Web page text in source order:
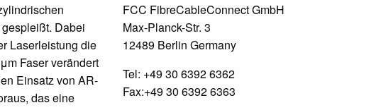
Dabei
Laserleistung die
Faser verändert
Einsatz von AR-
das eine
FCC FibreCableConnect GmbH
Max-Planck-Str. 3
12489 Berlin Germany
Tel: +49 30 6392 6362
Fax:+49 30 6392 6363